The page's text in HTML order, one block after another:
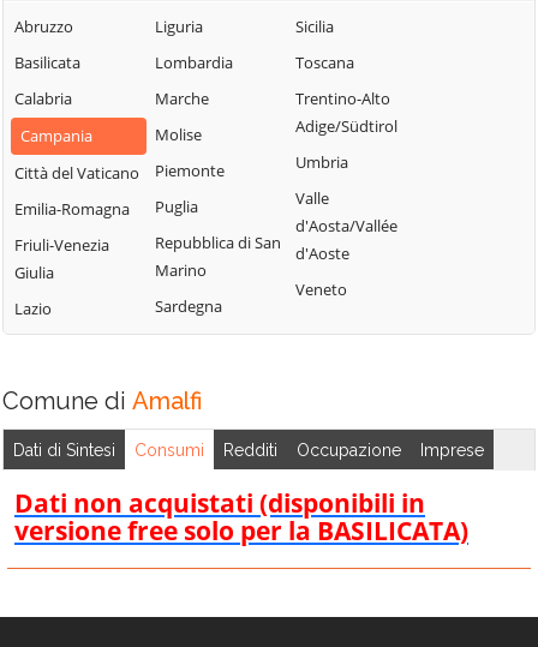
Bracigliano
Buccino
Buonabitacolo
Caggiano
Calvanico
Camerota
Campagna
Paestum
Casalbuono
Casaletto
Spartano
Giorgio
Severino
Minori
Moio della
Giacomo
Montecorice
Pugliano
Monteforte
Cilento
Marcellana
Morigerati
Nocera Superiore
Magno
San Mango
Piemonte
San Marzano sul
Sarno
San Mauro
Cilento
San Mauro la
San Rufo
San Valentino
Torio
Sant'Angelo a
Fasanella
Sant'Egidio del
Abruzzo
Basilicata
Calabria
Campania
Città del Vaticano
Emilia-Romagna
Friuli-Venezia
Giulia
Lazio
Liguria
Lombardia
Marche
Molise
Piemonte
Puglia
Repubblica di San
Marino
Sardegna
Sicilia
Toscana
Trentino-Alto
Adige/Südtirol
Umbria
Valle
d'Aosta/Vallée
d'Aoste
Veneto
Comune di Amalfi
Dati di Sintesi Consumi Redditi Occupazione Imprese
Dati non acquistati (disponibili in
versione free solo per la BASILICATA)